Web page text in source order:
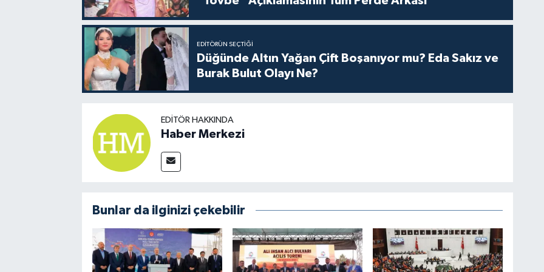
EDITÖRÜN SEÇTIĞI
Düğünde Altın Yağan Çift Boşanıyor mu? Eda Sakız ve
Burak Bulut Olayı Ne?
EDITÖR HAKKINDA
Haber Merkezi
Bunlar da ilginizi çekebilir